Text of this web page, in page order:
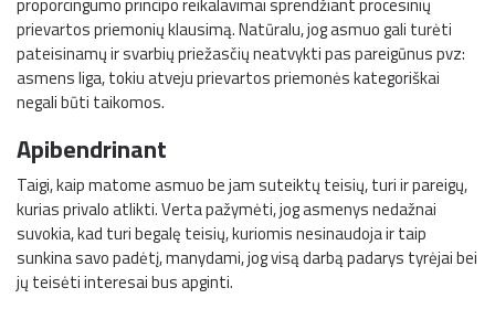
prievartos priemonių klausimą. Natūralu, jog asmuo gali turėti
pateisinamų ir svarbių priežasčių neatvykti pas pareigūnus pvz:
asmens liga, tokiu atveju prievartos priemonės kategoriškai
negali būti taikomos.
Apibendrinant
Taigi, kaip matome asmuo be jam suteiktų teisių, turi ir pareigų,
kurias privalo atlikti. Verta pažymėti, jog asmenys nedažnai
suvokia, kad turi begalę teisių, kuriomis nesinaudoja ir taip
sunkina savo padėtį, manydami, jog visą darbą padarys tyrėjai bei
jų teisėti interesai bus apginti.